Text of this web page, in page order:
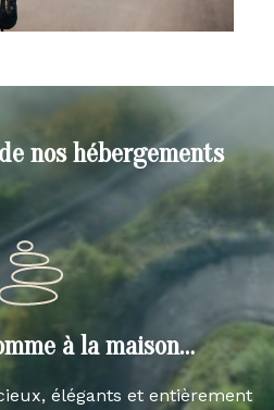
nos hébergements
à la maison…
élégants et entièrement